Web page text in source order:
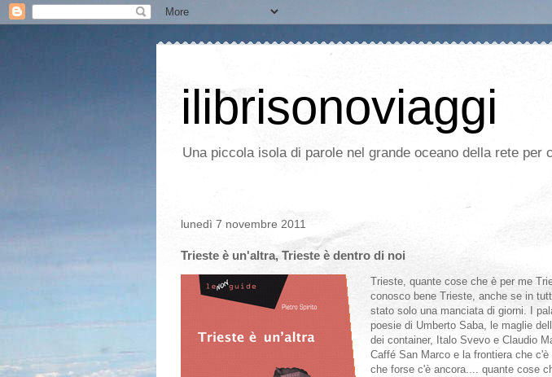
ilibrisonoviaggi
Una piccola isola di parole nel grande oceano della rete per
lunedì 7 novembre 2011
Trieste è un'altra, Trieste è dentro di noi
Trieste, quante cose che è per me
conosco bene Trieste, anche se in
stato solo una manciata di giorni. I
poesie di Umberto Saba, le maglie
dei container, Italo Svevo e Claudio
Caffé San Marco e la frontiera che
che forse c'è ancora.... quante cose